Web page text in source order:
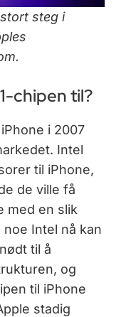
steg i
chipen til?
i 2007
Intel
til iPhone,
de ville få
med en slik
Intel nå kan
til å
og
til iPhone
stadig